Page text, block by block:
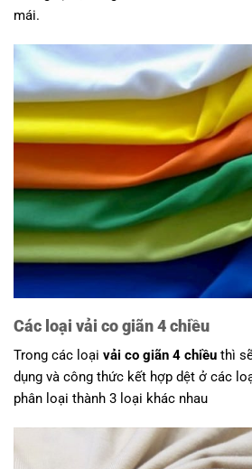
mái.
Các loại vải co giãn 4 chiều
Trong các loại vải co giãn 4 chiều thì
dụng và công thức kết hợp dệt ở các
phân loại thành 3 loại khác nhau